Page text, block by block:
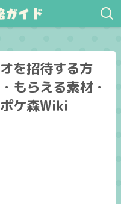
を招待する方
もらえる素材・
ケ森Wiki